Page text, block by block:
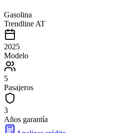
Gasolina
Trendline AT
2025
Modelo
5
Pasajeros
3
Años garantía